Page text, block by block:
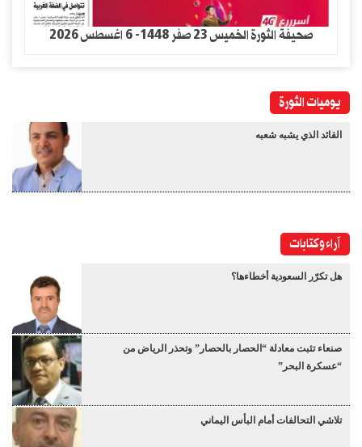
صحيفة الثورة الخميس 23 صفر 1448- 6 اغسطس 2026
يوميات الثورة
القائد الذي يشبه شعبه
آراء وكتابات
هل تكرّر السعودية أخطاءها؟
صنعاء تثبت معادلة “الحصار بالحصار” وتحذر الرياض من
“عسكرة البحر”
تلاشي التحالفات أمام البأس اليماني